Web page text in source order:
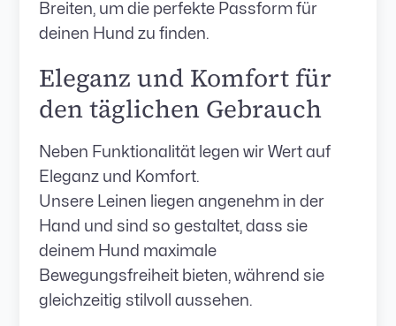
Breiten, um die perfekte Passform für
deinen Hund zu finden.
Eleganz und Komfort für
den täglichen Gebrauch
Neben Funktionalität legen wir Wert auf
Eleganz und Komfort.
Unsere Leinen liegen angenehm in der
Hand und sind so gestaltet, dass sie
deinem Hund maximale
Bewegungsfreiheit bieten, während sie
gleichzeitig stilvoll aussehen.